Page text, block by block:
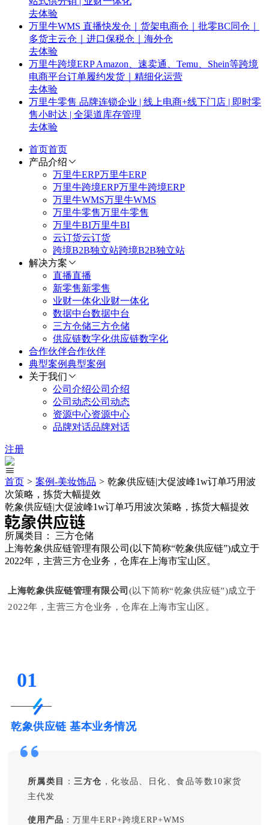
去体验
万里牛WMS 直播快发仓｜货架电商仓｜批零BC同仓｜
多货主云仓｜进口保税仓｜海外仓
去体验
万里牛跨境ERP Amazon、速卖通、Temu、Shein等跨境
电商平台订单履约发货｜精细化运营
去体验
万里牛零售 品牌连锁企业 | 线上电商+线下门店 | 即时零
售小时达 | 全渠道库存管理
去体验
首页首页
产品介绍
万里牛ERP万里牛ERP
万里牛跨境ERP万里牛跨境ERP
万里牛WMS万里牛WMS
万里牛零售万里牛零售
万里牛BI万里牛BI
云订货云订货
跨境B2B独立站跨境B2B独立站
解决方案
直播直播
新零售新零售
业财一体化业财一体化
数据中台数据中台
三方仓储三方仓储
供应链数字化供应链数字化
合作伙伴合作伙伴
典型案例典型案例
关于我们
公司介绍公司介绍
公司动态公司动态
资源中心资源中心
品牌对话品牌对话
注册
首页 > 案例-美妆饰品 > 乾象供应链|大促波峰1w订单巧用波
次策略，拣货大幅提效
乾象供应链|大促波峰1w订单巧用波次策略，拣货大幅提效
所属类目：
三方仓储
上海乾象供应链管理有限公司(以下简称“乾象供应链”)成立于
2022年，主营三方仓业务，仓库在上海市宝山区。
上海乾象供应链管理有限公司 (以下简称“乾象供应链”)成立于
2022年，主营三方仓业务，仓库在上海市宝山区。
01
乾象供应链 基本业务情况
所属类目 ： 三方仓 ，化妆品、日化、食品等数10家货
主代发
使用产品 ：万里牛ERP+跨境ERP+WMS